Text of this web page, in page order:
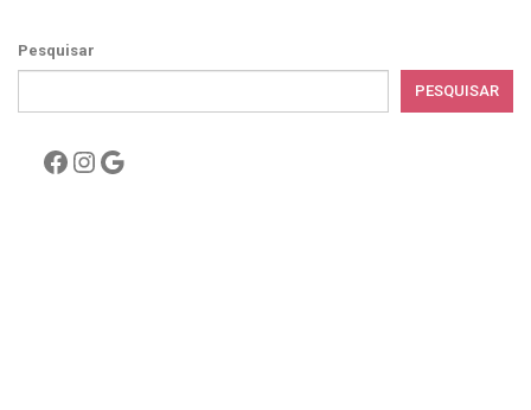
Pesquisar
PESQUISAR
Facebook
Instagram
Google